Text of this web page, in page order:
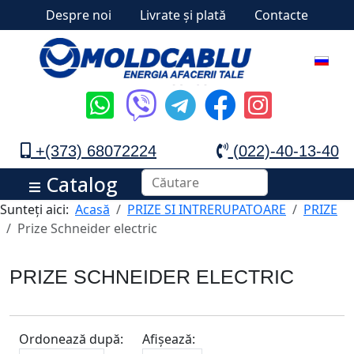
Despre noi Livrate și plată Contacte
+(373) 68072224 (022)-40-13-40
Catalog
Sunteți aici: Acasă PRIZE SI INTRERUPATOARE
PRIZE
Prize Schneider electric
PRIZE SCHNEIDER ELECTRIC
Ordonează după: Afișează: